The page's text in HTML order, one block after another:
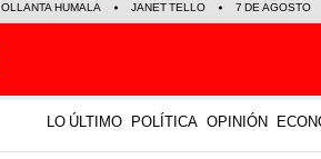
OLLANTA HUMALA JANET TELLO 7 DE AGOSTO
LO ÚLTIMO POLÍTICA OPINIÓN